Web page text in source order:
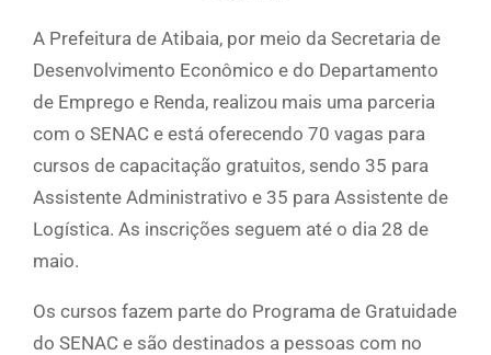
A Prefeitura de Atibaia, por meio da Secretaria de
Desenvolvimento Econômico e do Departamento
de Emprego e Renda, realizou mais uma parceria
com o SENAC e está oferecendo 70 vagas para
cursos de capacitação gratuitos, sendo 35 para
Assistente Administrativo e 35 para Assistente de
Logística. As inscrições seguem até o dia 28 de
maio.
Os cursos fazem parte do Programa de Gratuidade
do SENAC e são destinados a pessoas com no